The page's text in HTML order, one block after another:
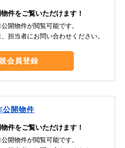
件をご覧いただけます！
開物件が閲覧可能です。
担当者にお問い合わせください。
会員登録
公開物件
件をご覧いただけます！
開物件が閲覧可能です。